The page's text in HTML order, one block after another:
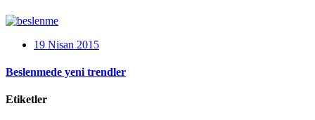
19 Nisan 2015
Beslenmede yeni trendler
Etiketler